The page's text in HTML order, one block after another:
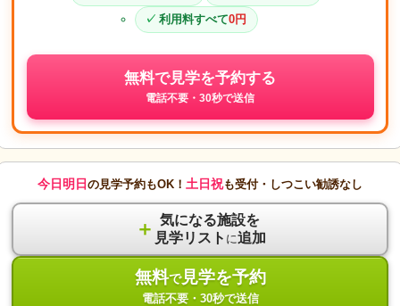
利用料すべて0円
無料で見学を予約する
電話不要・30秒で送信
今日明日 の見学予約もOK！ 土日祝も受付・しつこい勧誘なし
＋ 気になる施設を
見学リスト に追加
無料で見学を予約
電話不要・30秒で送信